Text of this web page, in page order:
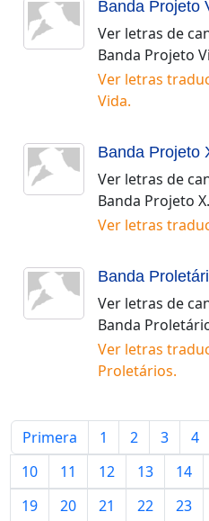
Banda Projeto
Ver letras de
Banda Projeto
Ver letras
Vida.
Banda Projeto
Ver letras de
Banda Projeto X.
Ver letras
Banda
Ver letras de
Banda
Ver letras
Proletários.
Primera 1 2 3 4
10
11 12 13 14
19
20 21 22 23